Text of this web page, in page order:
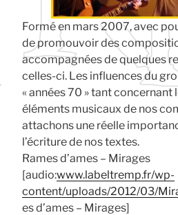
Formé en mars 2007, avec
de promouvoir des
accompagnées de quelques
celles-ci. Les influences du
« années 70 » tant concernant
éléments musicaux de nos
attachons une réelle
l’écriture de nos textes.
Rames d’ames – Mirages
[audio:www.labeltremp.fr/wp-
content/uploads/2012/03/
es d’ames – Mirages]